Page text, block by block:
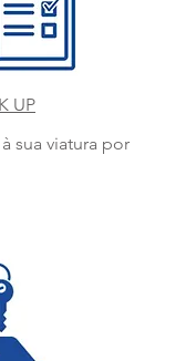
UP
sua viatura por